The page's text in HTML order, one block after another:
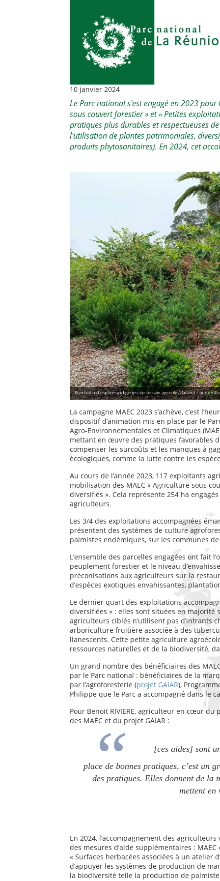
10 janvier 2024
Le Parc national s'est engagé en 2023
sous couvert forestier » et « Petites
pratiques plus durables et respectueuses
l'utilisation de plantes patrimoniales,
produits phytosanitaires). En 2024, cet
Plantation d'espèces indigènes sur terrain agricole à Grand Coude
La campagne MAEC 2023 s’achève, c’est
dispositif d’animation mis en place par le
Agro-Environnementales et Climatiques
mettant en œuvre des pratiques favorables
compenser les surcoûts et les manques à
écologiques, comme la lutte contre les
Au cours de l’année 2023, 117 exploitants
mobilisation des MAEC « Agriculture sous
diversifiés ». Cela représente 254 ha
agriculteurs.
Les 3/4 des exploitations accompagnées
présentent des systèmes de culture
palmistes endémiques, sur les communes
L’ensemble des parcelles engagées ont fait
peuplement forestier et le niveau
préconisations aux agriculteurs sur la
d’espèces exotiques envahissantes,
Le dernier quart des exploitations
diversifiées » : elles sont situées en majorité
agriculteurs ciblés n’utilisent pas d’intrants
arboriculture fruitière associée à des
lianescents. Cette petite agriculture
ressources naturelles et de la biodiversité,
Un grand nombre des bénéficiaires des
par le Parc national : bénéficiaires de la
par l’agroforesterie (projet GAIAR),
Philippe que le Parc a accompagné dans le
Pour Benoit RIVIERE, agriculteur en cœur
des MAEC et du projet GAIAR :
[ces aides] sont
place de bonnes pratiques, c’est un
des pratiques. Elles donnent de
mettent en
En 2024, l’accompagnement des
des mesures d’aide supplémentaires :
« Surfaces herbacées associées à un atelier
d’appuyer les systèmes de production de
la biodiversité telle la production de